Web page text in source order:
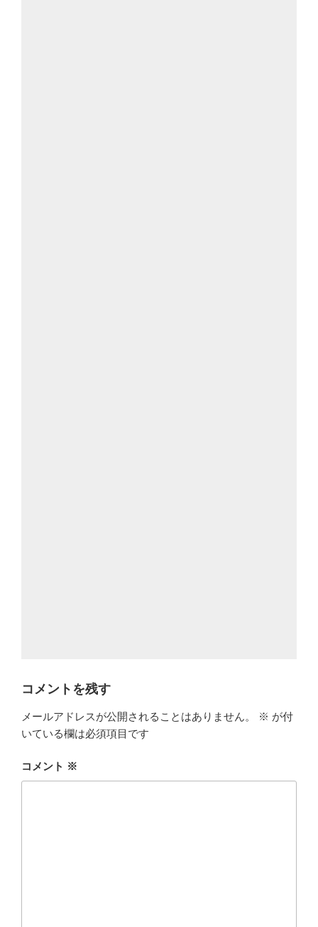
コメントを残す
メールアドレスが公開されることはありません。 ※ が付
いている欄は必須項目です
コメント ※